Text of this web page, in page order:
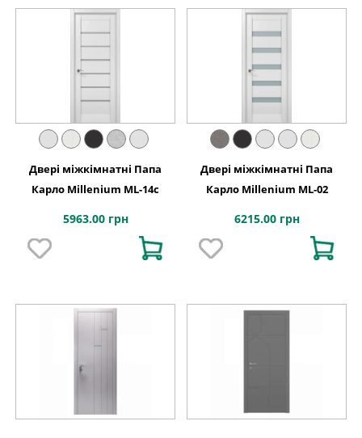
Двері міжкімнатні Папа
Карло Millenium ML-14с
5963.00 грн
Двері міжкімнатні Папа
Карло Millenium ML-02
6215.00 грн